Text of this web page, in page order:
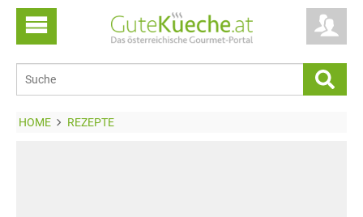
HOME REZEPTE